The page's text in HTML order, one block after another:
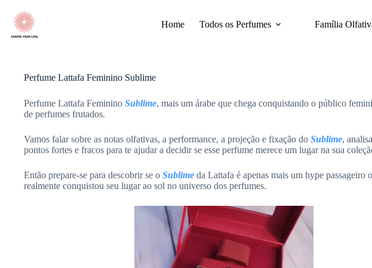
para
conteúdo
Home Todos os Perfumes Família
Perfume Lattafa Feminino Sublime
Perfume Lattafa Feminino Sublime, mais um árabe que chega conquistando o público
de perfumes frutados.
Vamos falar sobre as notas olfativas, a performance, a projeção e fixação do Sublime,
pontos fortes e fracos para te ajudar a decidir se esse perfume merece um lugar na sua
Então prepare-se para descobrir se o Sublime da Lattafa é apenas mais um hype passageiro
realmente conquistou seu lugar ao sol no universo dos perfumes.